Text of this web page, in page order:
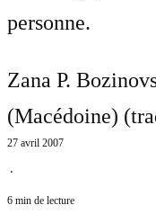
personne.
Zana P.
(Macédoine)
27 avril 2007
⋅
6 min de lecture